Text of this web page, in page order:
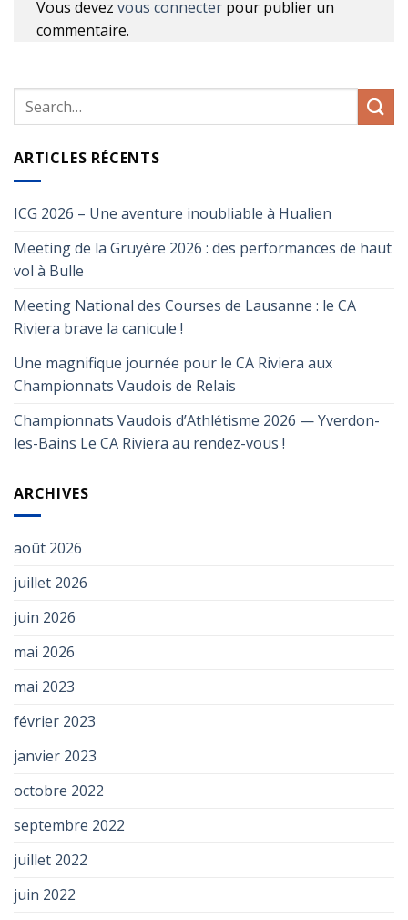
Vous devez vous connecter pour publier un
commentaire.
ARTICLES RÉCENTS
ICG 2026 – Une aventure inoubliable à Hualien
Meeting de la Gruyère 2026 : des performances de haut
vol à Bulle
Meeting National des Courses de Lausanne : le CA
Riviera brave la canicule !
Une magnifique journée pour le CA Riviera aux
Championnats Vaudois de Relais
Championnats Vaudois d’Athlétisme 2026 — Yverdon-
les-Bains Le CA Riviera au rendez-vous !
ARCHIVES
août 2026
juillet 2026
juin 2026
mai 2026
mai 2023
février 2023
janvier 2023
octobre 2022
septembre 2022
juillet 2022
juin 2022